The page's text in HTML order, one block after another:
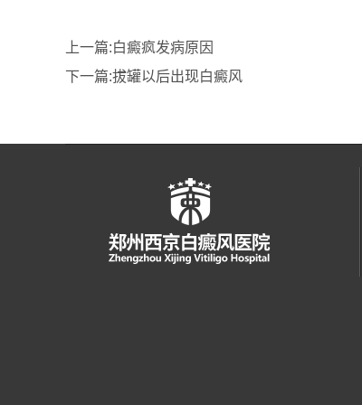
上一篇:白癜疯发病原因
下一篇:拔罐以后出现白癜风